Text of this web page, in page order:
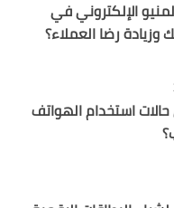
الإلكتروني في
رضا العملاء؟
استخدام الهواتف